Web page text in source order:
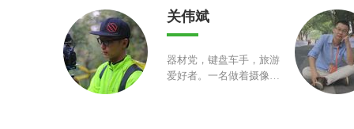
关伟斌
器材党，键盘车手，旅游
爱好者。一名做着摄像师